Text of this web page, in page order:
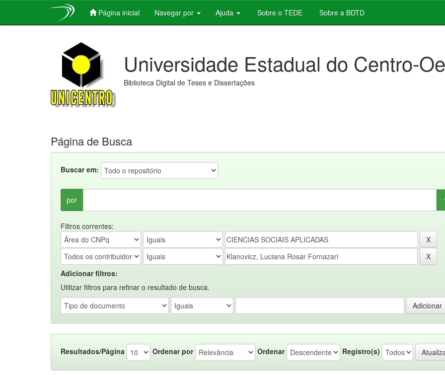
Página inicial Navegar por Ajuda Sobre o TEDE Sobre a BDTD
Universidade Estadual do Centro-
Biblioteca Digital de Teses e Dissertações
Página de Busca
Buscar em:
por
Filtros correntes:
Adicionar filtros:
Utilizar filtros para refinar o resultado de busca.
Resultados/Página Ordenar por Ordenar Registro(s)